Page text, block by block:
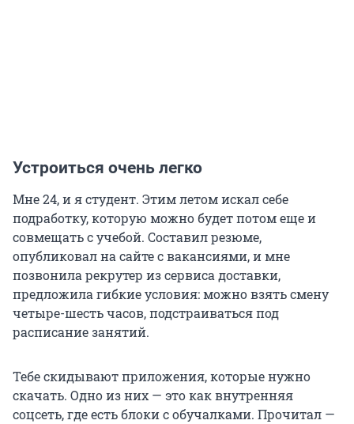
Устроиться очень легко
Мне 24, и я студент. Этим летом искал себе
подработку, которую можно будет потом еще и
совмещать с учебой. Составил резюме,
опубликовал на сайте с вакансиями, и мне
позвонила рекрутер из сервиса доставки,
предложила гибкие условия: можно взять смену
четыре-шесть часов, подстраиваться под
расписание занятий.
Тебе скидывают приложения, которые нужно
скачать. Одно из них — это как внутренняя
соцсеть, где есть блоки с обучалками. Прочитал —